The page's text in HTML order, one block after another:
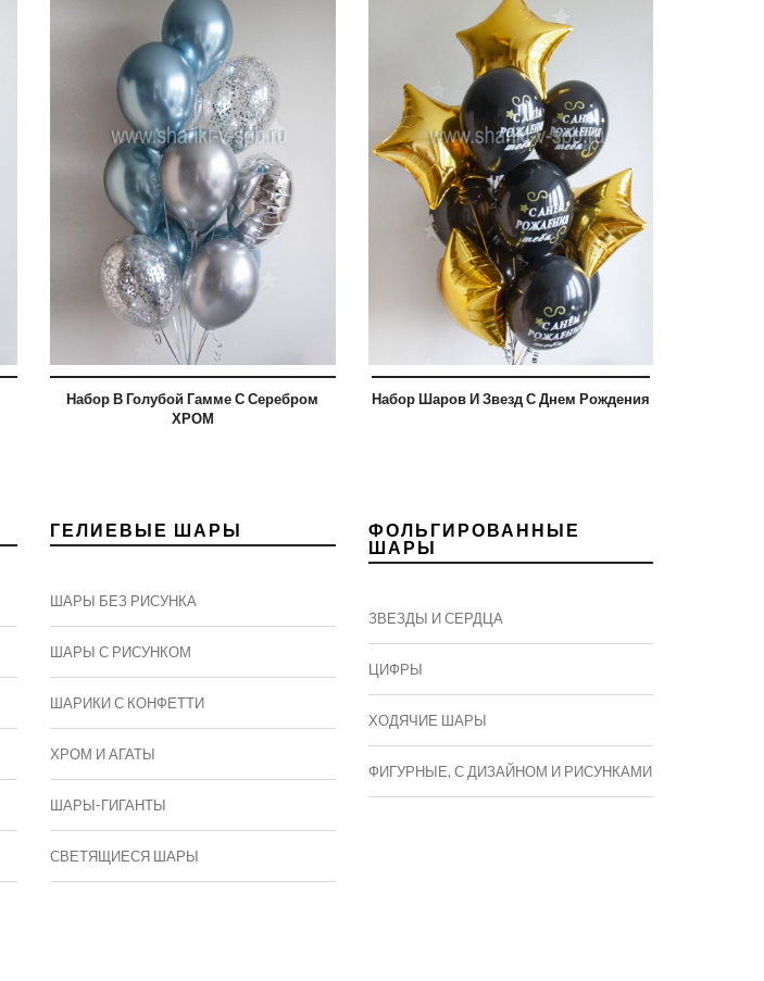
Набор В Голубой Гамме С Серебром
ХРОМ
Набор Шаров И Звезд С Днем Рождения
ГЕЛИЕВЫЕ ШАРЫ
ШАРЫ БЕЗ РИСУНКА
ШАРЫ С РИСУНКОМ
ШАРИКИ С КОНФЕТТИ
ХРОМ И АГАТЫ
ШАРЫ-ГИГАНТЫ
СВЕТЯЩИЕСЯ ШАРЫ
ФОЛЬГИРОВАННЫЕ
ШАРЫ
ЗВЕЗДЫ И СЕРДЦА
ЦИФРЫ
ХОДЯЧИЕ ШАРЫ
ФИГУРНЫЕ, С ДИЗАЙНОМ И РИСУНКАМИ